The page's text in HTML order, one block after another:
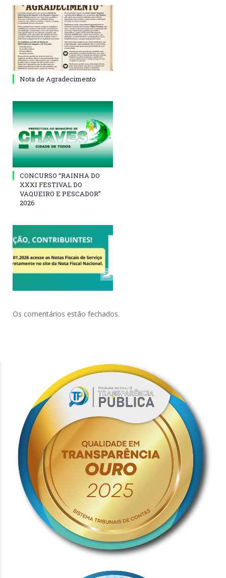
Nota de Agradecimento
CONCURSO “RAINHA DO
XXXI FESTIVAL DO
VAQUEIRO E PESCADOR”
2026
Os comentários estão fechados.